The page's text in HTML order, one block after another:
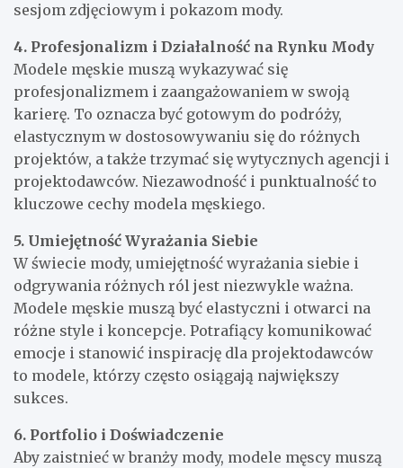
sesjom zdjęciowym i pokazom mody.
4. Profesjonalizm i Działalność na Rynku Mody
Modele męskie muszą wykazywać się
profesjonalizmem i zaangażowaniem w swoją
karierę. To oznacza być gotowym do podróży,
elastycznym w dostosowywaniu się do różnych
projektów, a także trzymać się wytycznych agencji i
projektodawców. Niezawodność i punktualność to
kluczowe cechy modela męskiego.
5. Umiejętność Wyrażania Siebie
W świecie mody, umiejętność wyrażania siebie i
odgrywania różnych ról jest niezwykle ważna.
Modele męskie muszą być elastyczni i otwarci na
różne style i koncepcje. Potrafiący komunikować
emocje i stanowić inspirację dla projektodawców
to modele, którzy często osiągają największy
sukces.
6. Portfolio i Doświadczenie
Aby zaistnieć w branży mody, modele męscy muszą